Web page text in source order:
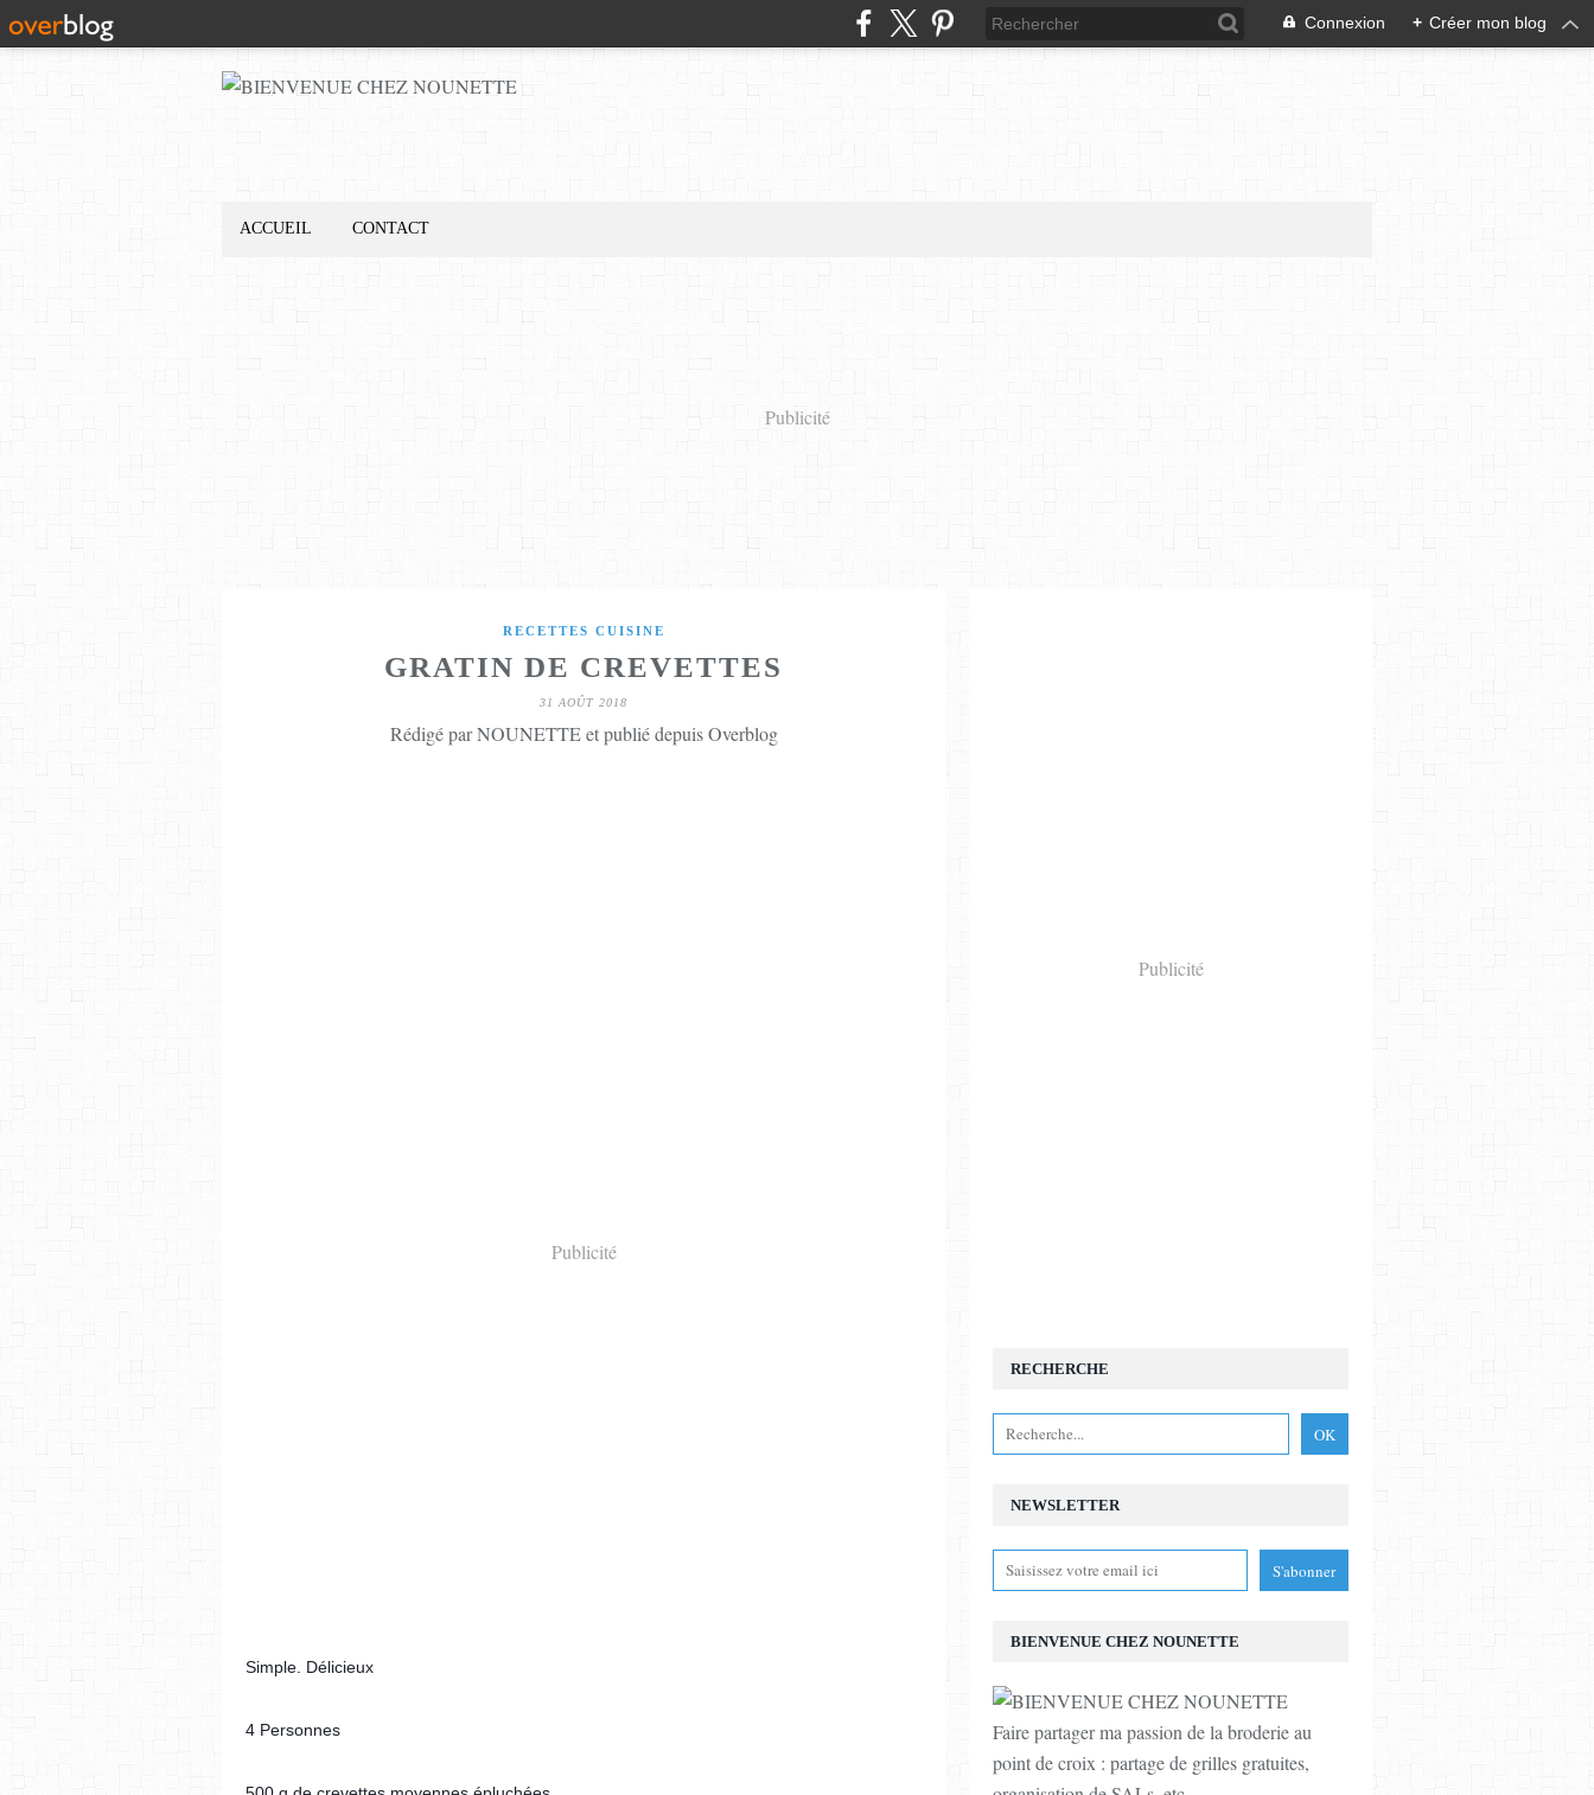
Connexion + Créer mon blog
ACCUEIL CONTACT
Publicité
RECETTES CUISINE
GRATIN DE CREVETTES
31 AOÛT 2018
Rédigé par NOUNETTE et publié depuis Overblog
Publicité
Simple. Délicieux
4 Personnes
Publicité
NEWSLETTER
RECHERCHE
BIENVENUE CHEZ NOUNETTE
Faire partager ma passion de la broderie au
point de croix : partage de grilles gratuites,